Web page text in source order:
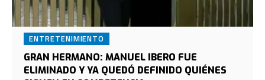
ENTRETENIMIENTO
GRAN HERMANO: MANUEL IBERO FUE
ELIMINADO Y YA QUEDÓ DEFINIDO QUIÉNES